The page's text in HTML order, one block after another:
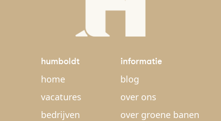
humboldt
home
vacatures
bedrijven
informatie
blog
over ons
over groene banen